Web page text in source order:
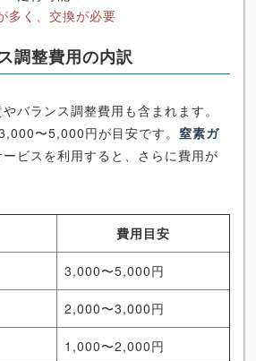
多く、交換が必要
調整費用の内訳
バランス調整費用も含まれます。
〜5,000円が目安です。 窒素ガ
ビスを利用すると、さらに費用が
費用目安
3,000〜5,000円
2,000〜3,000円
1,000〜2,000円